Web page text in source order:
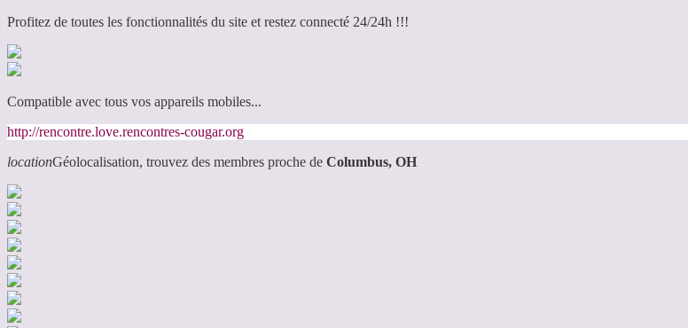
Profitez de toutes les fonctionnalités du site et restez connecté 24/24h !!!
Compatible avec tous vos appareils mobiles...
http://rencontre.love.rencontres-cougar.org
locationGéolocalisation, trouvez des membres proche de Columbus, OH